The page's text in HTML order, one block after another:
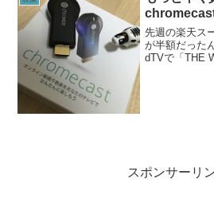
先週の楽天ス
が半額だった
dTVで「THE
スポンサーリ